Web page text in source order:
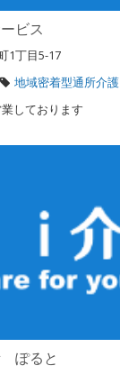
ビス
1丁目5-17
地域密着型通所介護
しております
ぽると